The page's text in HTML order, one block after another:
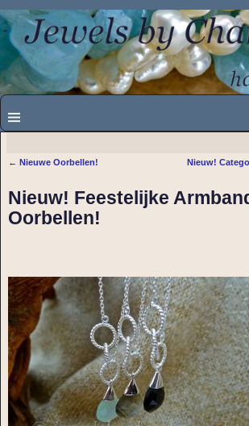
← Nieuwe Oorbellen!
Nieuw!
Nieuw! Feestelijke
Oorbellen!